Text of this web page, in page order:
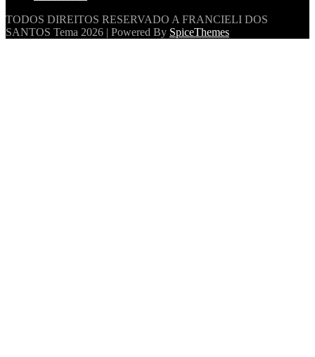
TODOS DIREITOS RESERVADO A FRANCIELI DOS
SANTOS Tema 2026 | Powered By SpiceThemes